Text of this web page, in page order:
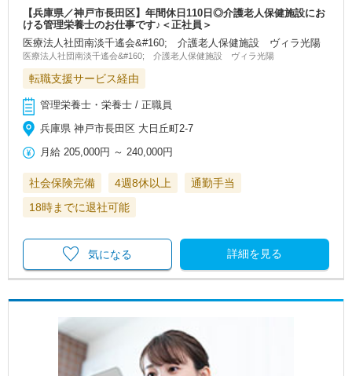
【兵庫県／神戸市長田区】年間休日110日◎介護老人保健施設にお
ける管理栄養士のお仕事です♪＜正社員＞
医療法人社団南淡千遙会&#160; 介護老人保健施設 ヴィラ光陽
医療法人社団南淡千遙会&#160; 介護老人保健施設 ヴィラ光陽
転職支援サービス経由
管理栄養士・栄養士 / 正職員
兵庫県 神戸市長田区 大日丘町2-7
月給 205,000円 ～ 240,000円
社会保険完備 4週8休以上
通勤手当
18時までに退社可能
詳細を見る
気になる